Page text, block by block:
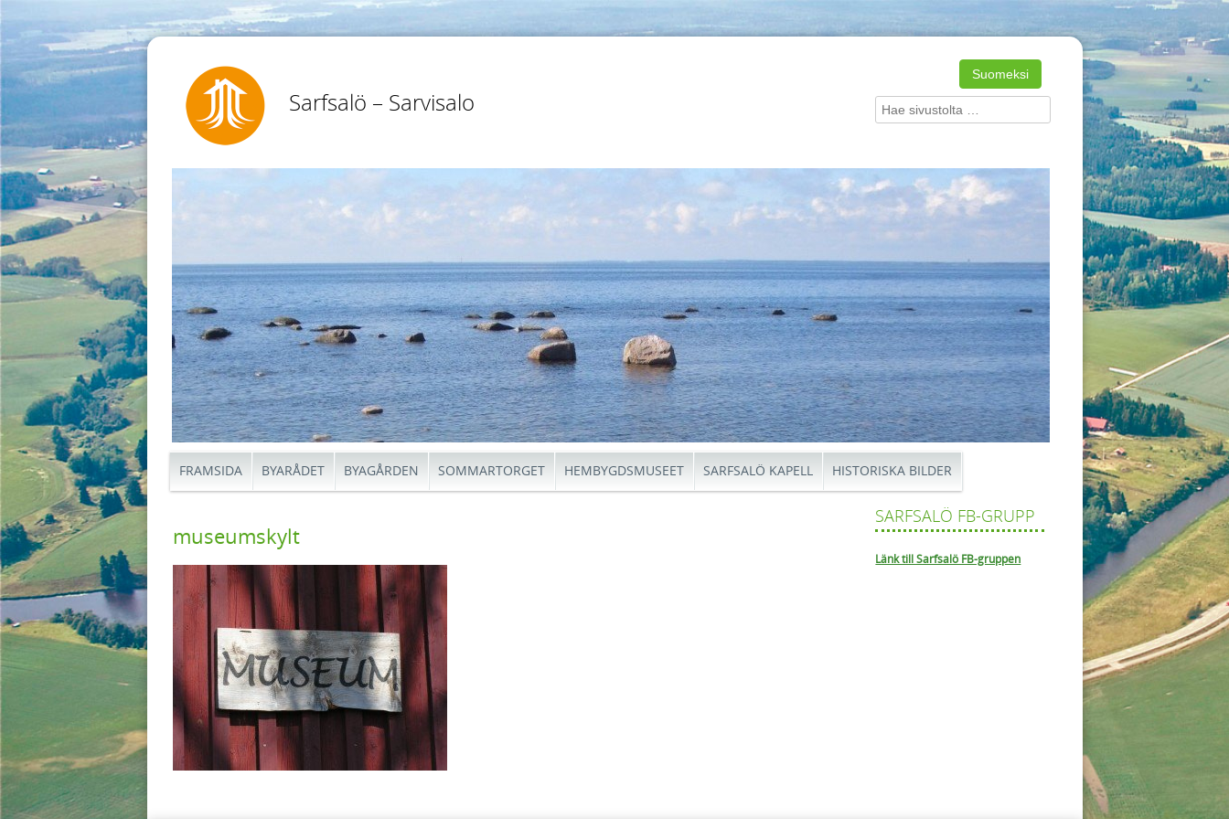
Sarfsalö – Sarvisalo
Suomeksi
Search
FRAMSIDA BYARÅDET BYAGÅRDEN SOMMARTORGET HEMBYGDSMUSEET SARFSALÖ KAPELL HISTORISKA BILDER
museumskylt
SARFSALÖ FB-GRUPP
Länk till Sarfsalö FB-gruppen